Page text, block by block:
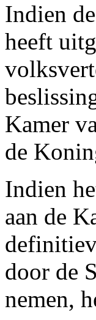
Indien
heeft
Kamer
de
Indien
aan de
door de
nemen,